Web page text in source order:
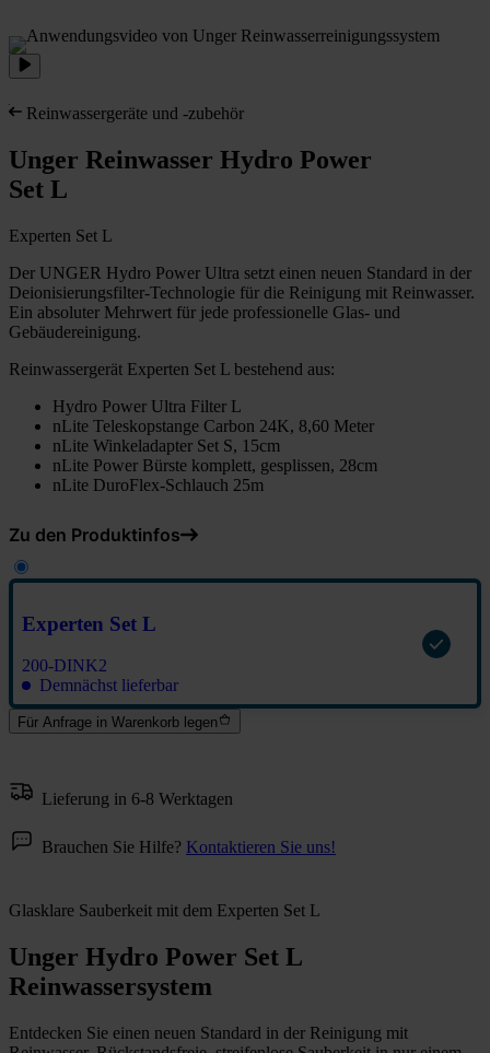
Reinwassergeräte und -zubehör
Unger Reinwasser Hydro Power
Set L
Experten Set L
Der UNGER Hydro Power Ultra setzt einen neuen Standard in der
Deionisierungsfilter-Technologie für die Reinigung mit Reinwasser.
Ein absoluter Mehrwert für jede professionelle Glas- und
Gebäudereinigung.
Reinwassergerät Experten Set L bestehend aus:
Hydro Power Ultra Filter L
nLite Teleskopstange Carbon 24K, 8,60 Meter
nLite Winkeladapter Set S, 15cm
nLite Power Bürste komplett, gesplissen, 28cm
nLite DuroFlex-Schlauch 25m
Zu den Produktinfos
Experten Set L
200-DINK2
Demnächst lieferbar
Für Anfrage in Warenkorb legen
Lieferung in 6-8 Werktagen
Brauchen Sie Hilfe? Kontaktieren Sie uns!
Glasklare Sauberkeit mit dem Experten Set L
Unger Hydro Power Set L
Reinwassersystem
Entdecken Sie einen neuen Standard in der Reinigung mit